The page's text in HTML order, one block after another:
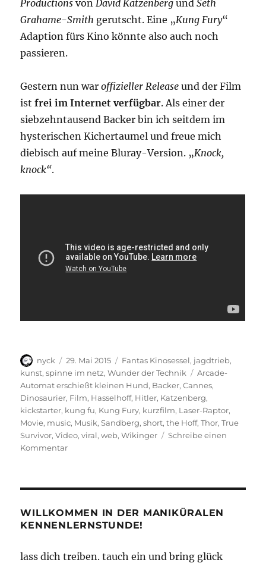
Productionsvon David KatzenbergundSeth
Grahame-Smith gerutscht. Eine „Kung Fury“
Adaption fürs Kino könnte also auch noch
passieren.
Gestern nun waroffizieller Release und der Film
istfrei im Internet verfügbar. Als einer der
siebzehntausend Backer bin ich seitdem im
hysterischen Kichertaumel und freue mich
diebisch auf meine Bluray-Version. „Knock,
knock“.
Autor
nyck
Veröffentlicht
am
29. Mai 2015 Kategorien
Fantas Kinosessel, jagdtrieb,
kunst,spinne im netz,Wunder der Technik Schlagwörter
Arcade-
Automat erschießt kleinen Hund, Backer,Cannes,
Dinosaurier, Film, Hasselhoff, Hitler, Katzenberg,
kickstarter, kung fu, Kung Fury, kurzfilm, Laser-Raptor,
Movie, music, Musik,Sandberg,short,the Hoff,Thor,True
Survivor,Video,viral,web,Wikinger
Schreibe einen
Kommentarzu
WILLKOMMEN IN DER MANIKÜRALEN
KENNENLERNSTUNDE!
lass dich treiben. tauch ein und bring glück